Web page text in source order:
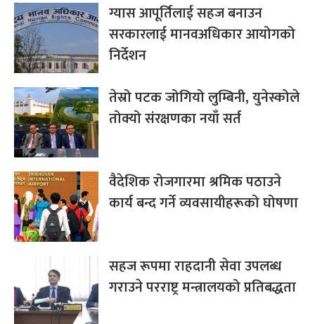
ग्यास आपूर्तिलाई सहज बनाउन
सरकारलाई मानवअधिकार आयोगको
निर्देशन
तेस्रो पटक जोगियो लुम्बिनी, युनेस्कोले
तोक्यो संरक्षणका नयाँ सर्त
वैदेशिक रोजगारमा श्रमिक पठाउने
कार्य बन्द गर्ने व्यवसायीहरूको घोषणा
सहज रूपमा राहदानी सेवा उपलब्ध
गराउने परराष्ट्र मन्त्रालयको प्रतिबद्धता